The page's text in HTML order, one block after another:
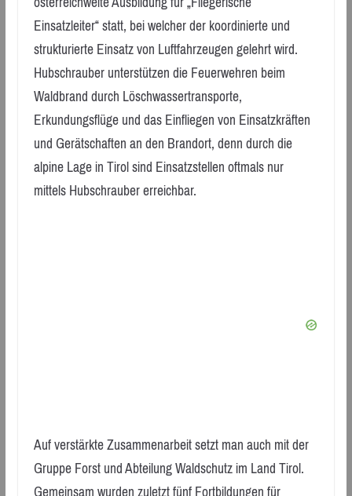
Einsatzleiter“ statt, bei welcher der koordinierte und
strukturierte Einsatz von Luftfahrzeugen gelehrt wird.
Hubschrauber unterstützen die Feuerwehren beim
Waldbrand durch Löschwassertransporte,
Erkundungsflüge und das Einfliegen von Einsatzkräften
und Gerätschaften an den Brandort, denn durch die
alpine Lage in Tirol sind Einsatzstellen oftmals nur
mittels Hubschrauber erreichbar.
Auf verstärkte Zusammenarbeit setzt man auch mit der
Gruppe Forst und Abteilung Waldschutz im Land Tirol.